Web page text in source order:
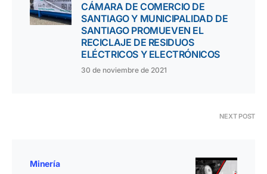
CÁMARA DE COMERCIO DE
SANTIAGO Y MUNICIPALIDAD DE
SANTIAGO PROMUEVEN EL
RECICLAJE DE RESIDUOS
ELÉCTRICOS Y ELECTRÓNICOS
30 de noviembre de 2021
NEXT POST
Minería